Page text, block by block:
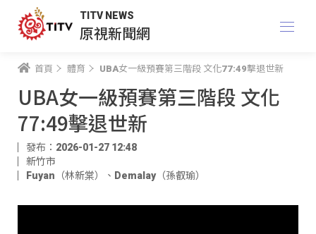
TITV NEWS
原視新聞網
首頁 體育 UBA女一級預賽第三階段 文化77:49擊退世新
UBA女一級預賽第三階段 文化
77:49擊退世新
發布：2026-01-27 12:48
新竹市
Fuyan（林新棠）
、 Demalay（孫叡瑜）